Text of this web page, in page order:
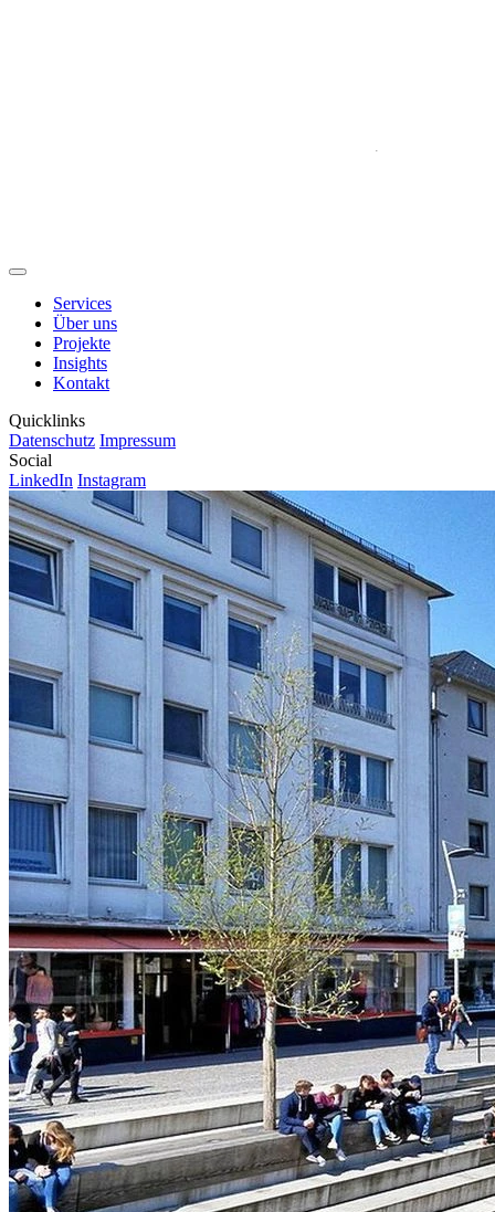
.
Services
Über uns
Projekte
Insights
Kontakt
Quicklinks
Datenschutz Impressum
Social
LinkedIn Instagram